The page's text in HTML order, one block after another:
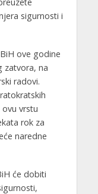
sigurnosti i
ove godine
zatvora, na
radovi.
vrstu
rok za
naredne
će dobiti